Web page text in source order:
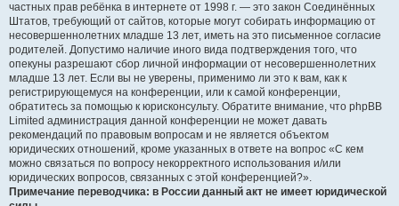
частных прав ребёнка в интернете от 1998 г. — это закон Соединённых
Штатов, требующий от сайтов, которые могут собирать информацию от
несовершеннолетних младше 13 лет, иметь на это письменное согласие
родителей. Допустимо наличие иного вида подтверждения того, что
опекуны разрешают сбор личной информации от несовершеннолетних
младше 13 лет. Если вы не уверены, применимо ли это к вам, как к
регистрирующемуся на конференции, или к самой конференции,
обратитесь за помощью к юрисконсульту. Обратите внимание, что phpBB
Limited администрация данной конференции не может давать
рекомендаций по правовым вопросам и не является объектом
юридических отношений, кроме указанных в ответе на вопрос «С кем
можно связаться по вопросу некорректного использования и/или
юридических вопросов, связанных с этой конференцией?».
Примечание переводчика: в России данный акт не имеет юридической